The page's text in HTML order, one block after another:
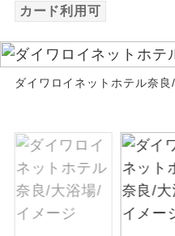
カード利用可
ダイワロイネットホテル奈
世界遺産
ユネ
然遺
絶景 絶景ス
温泉 温泉
露天風呂
ご宿泊